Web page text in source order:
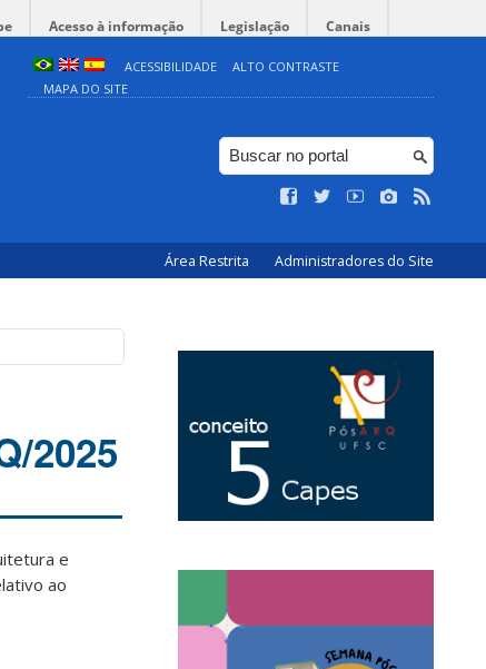
Acesso à informação Legislação Canais
ACESSIBILIDADE
ALTO CONTRASTE
MAPA DO SITE
Área Restrita Administradores do Site
2025
e
ao